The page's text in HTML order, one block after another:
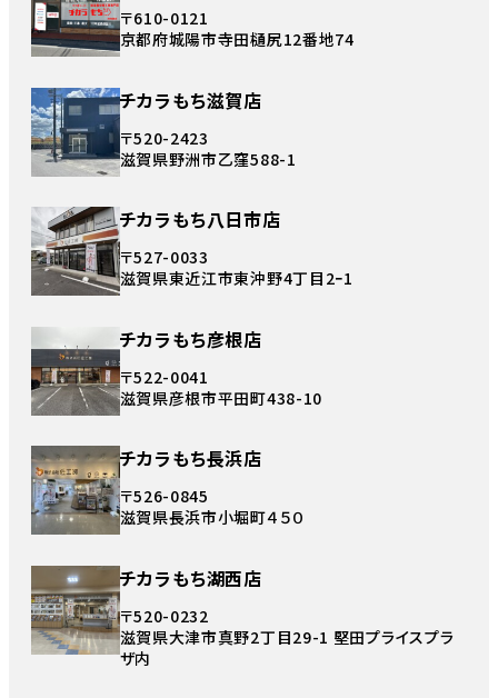
〒610-0121
京都府城陽市寺田樋尻12番地74
チカラもち滋賀店
〒520-2423
滋賀県野洲市乙窪588-1
チカラもち八日市店
〒527-0033
滋賀県東近江市東沖野4丁目2ｰ1
チカラもち彦根店
〒522-0041
滋賀県彦根市平田町438-10
チカラもち長浜店
〒526-0845
滋賀県長浜市小堀町４５０
チカラもち湖西店
〒520-0232
滋賀県大津市真野2丁目29-1 堅田プライスプラ
ザ内